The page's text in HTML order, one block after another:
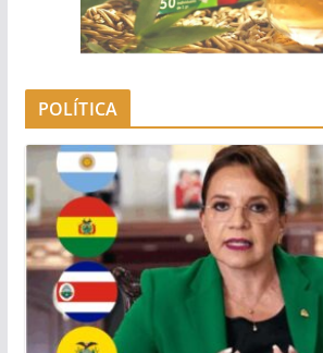
POLÍTICA